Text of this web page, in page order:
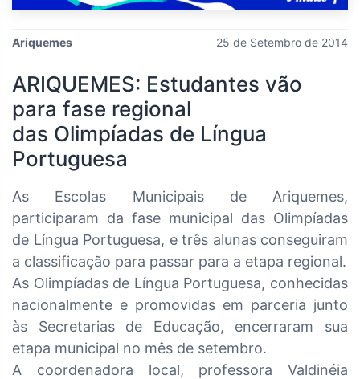
Ariquemes 25 de Setembro de 2014
ARIQUEMES: Estudantes vão
para fase regional
das Olimpíadas de Língua
Portuguesa
As Escolas Municipais de Ariquemes,
participaram da fase municipal das Olimpíadas
de Língua Portuguesa, e três alunas conseguiram
a classificação para passar para a etapa regional.
As Olimpíadas de Língua Portuguesa, conhecidas
nacionalmente e promovidas em parceria junto
às Secretarias de Educação, encerraram sua
etapa municipal no mês de setembro.
A coordenadora local, professora Valdinéia